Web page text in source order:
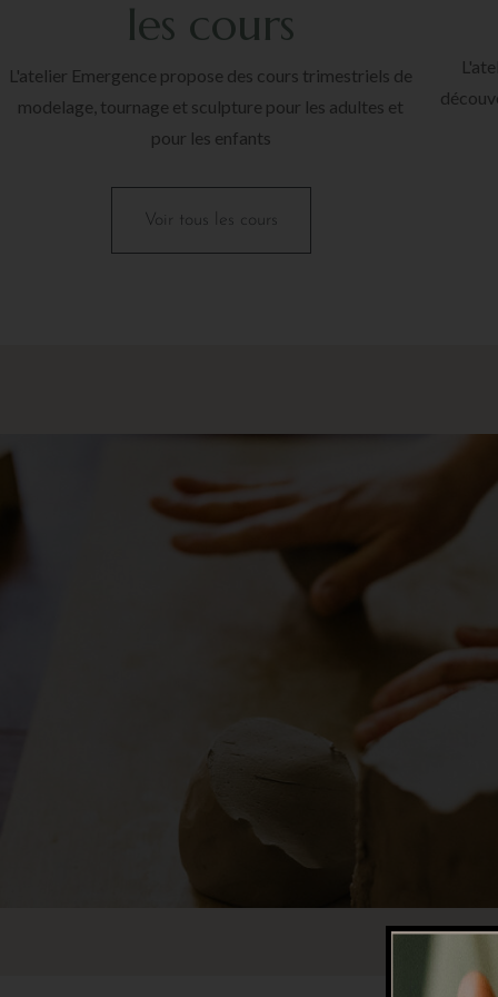
les cours
L'atelier Emergence propose des cours trimestriels de
modelage, tournage et sculpture pour les adultes et
pour les enfants
Voir tous les cours